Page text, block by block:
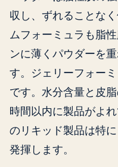
収し、ずれることな
ムフォーミュラも脂
ンに薄くパウダーを
す。ジェリーフォー
です。水分含量と皮
時間以内に製品がよ
のリキッド製品は特
発揮します。